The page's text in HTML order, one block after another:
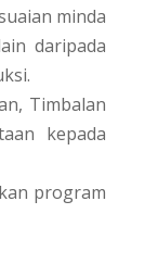
minda
daripada
Timbalan
kepada
program